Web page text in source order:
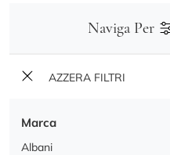
Naviga Per
AZZERA FILTRI
Marca
Albani